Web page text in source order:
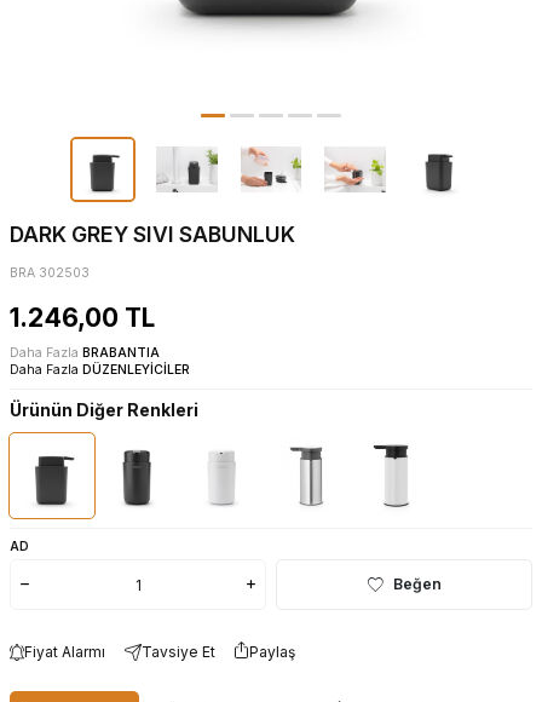
DARK GREY SIVI SABUNLUK
BRA 302503
1.246,00 TL
Daha Fazla BRABANTIA
Daha Fazla DÜZENLEYİCİLER
Ürünün Diğer Renkleri
AD
Beğen
Fiyat Alarmı Tavsiye Et Paylaş